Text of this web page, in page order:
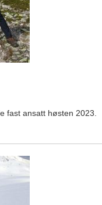
fast ansatt høsten 2023.